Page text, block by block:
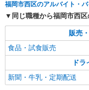
福岡市西区のアルバイト・
同じ職種から福岡市西
販売
食品・試食販売
ド
新聞・牛乳・定期配送